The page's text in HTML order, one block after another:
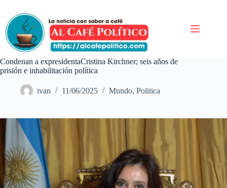
contenido
Condenan a expresidentaCristina Kirchner; seis años de
prisión e inhabilitación política
ivan 11/06/2025 Mundo, Politica